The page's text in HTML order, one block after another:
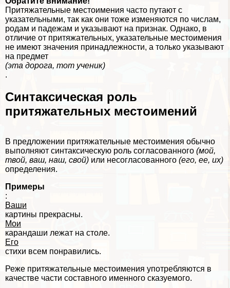
Притяжательные местоимения часто путают с
указательными, так как они тоже изменяются по числам,
родам и падежам и указывают на признак. Однако, в
отличие от притяжательных, указательные местоимения
не имеют значения принадлежности, а только указывают
на предмет
(эта дорога, тот ученик)
.
Синтаксическая роль
притяжательных местоимений
В предложении притяжательные местоимения обычно
выполняют синтаксическую роль согласованного (мой,
твой, ваш, наш, свой) или несогласованного (его, ее, их)
определения.
Примеры
:
Ваши
картины прекрасны.
Мои
карандаши лежат на столе.
Его
стихи всем понравились.
Реже притяжательные местоимения употрeбляются в
качестве части составного именного сказуемого.